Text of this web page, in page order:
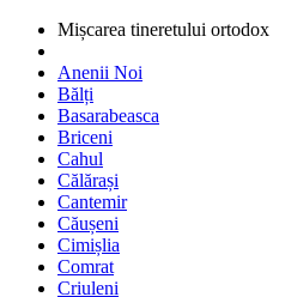
Mișcarea tineretului ortodox
Anenii Noi
Bălți
Basarabeasca
Briceni
Cahul
Călărași
Cantemir
Căușeni
Cimișlia
Comrat
Criuleni